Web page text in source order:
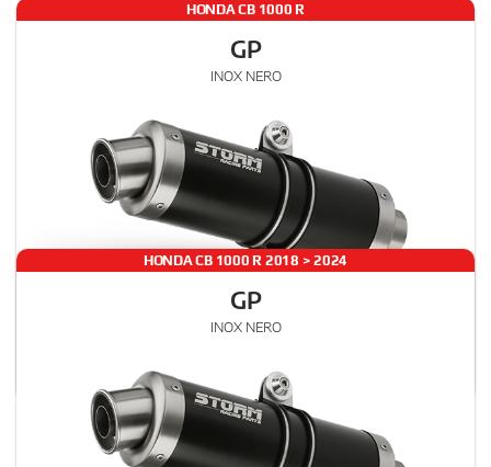
HONDA CB 1000 R
GP
INOX NERO
HONDA CB 1000 R 2018 > 2024
GP
INOX NERO